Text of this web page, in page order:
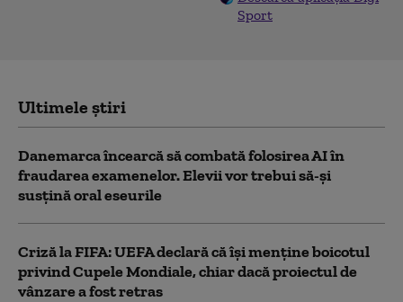
Sport
Ultimele știri
Danemarca încearcă să combată folosirea AI în
fraudarea examenelor. Elevii vor trebui să-şi
susţină oral eseurile
Criză la FIFA: UEFA declară că îşi menţine boicotul
privind Cupele Mondiale, chiar dacă proiectul de
vânzare a fost retras